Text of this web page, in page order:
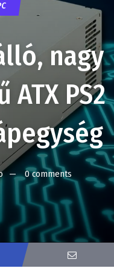
nagy
PS2
0 comments